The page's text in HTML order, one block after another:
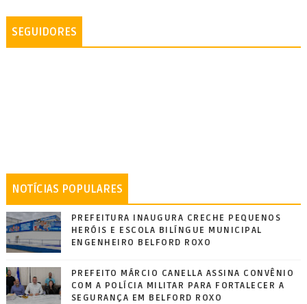
SEGUIDORES
NOTÍCIAS POPULARES
PREFEITURA INAUGURA CRECHE PEQUENOS
HERÓIS E ESCOLA BILÍNGUE MUNICIPAL
ENGENHEIRO BELFORD ROXO
PREFEITO MÁRCIO CANELLA ASSINA CONVÊNIO
COM A POLÍCIA MILITAR PARA FORTALECER A
SEGURANÇA EM BELFORD ROXO